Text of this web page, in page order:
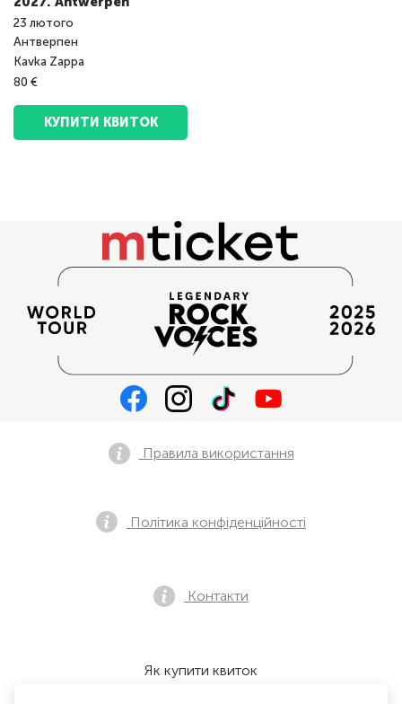
23 лютого
Антверпен
Kavka Zappa
80 €
КУПИТИ КВИТОК
Правила використання
Політика конфіденційності
Контакти
Як купити квиток